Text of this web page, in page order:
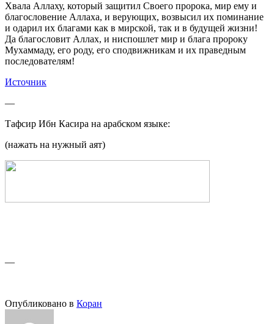
Хвала Аллаху, который защитил Своего пророка, мир ему и
благословение Аллаха, и верующих, возвысил их поминание
и одарил их благами как в мирской, так и в будущей жизни!
Да благословит Аллах, и ниспошлет мир и блага пророку
Мухаммаду, его роду, его сподвижникам и их праведным
последователям!
Источник
—
Тафсир Ибн Касира на арабском языке:
(нажать на нужный аят)
—
Опубликовано в Коран